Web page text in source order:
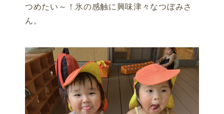
つめたい～！氷の感触に興味津々なつぼみさ
ん。